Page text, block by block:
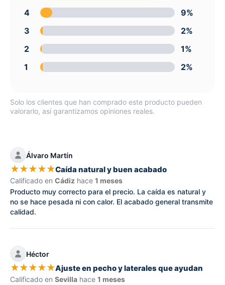
4
9%
3
2%
2
1%
1
2%
Solo los clientes que han comprado este producto pueden
valorarlo, así garantizamos opiniones reales.
Álvaro Martín
★★★★★Caída natural y buen acabado
Calificado en Cádiz hace 1 meses
Producto muy correcto para el precio. La caída es natural y
no se hace pesada ni con calor. El acabado general transmite
calidad.
Héctor
★★★★★Ajuste en pecho y laterales que ayudan
Calificado en Sevilla hace 1 meses